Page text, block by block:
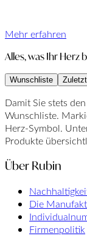
Mehr erfahren
Alles, was Ihr Herz
Wunschliste
Damit Sie stets
Wunschliste.
Herz-Symbol.
Produkte
Über Rubin
Die
Firmenpolitik